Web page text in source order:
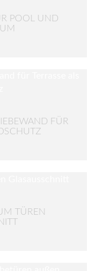
POOL UND
FÜR
TÜREN